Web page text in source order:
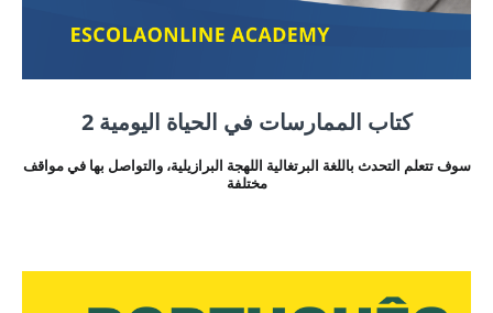
كتاب الممارسات في الحياة اليومية 2
سوف تتعلم التحدث باللغة البرتغالية اللهجة البرازيلية، والتواصل بها في مواقف
مختلفة